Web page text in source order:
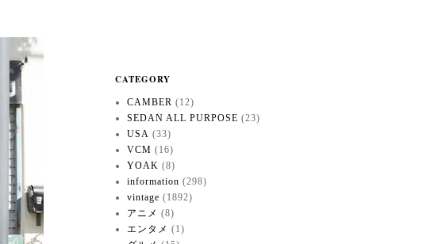
CATEGORY
CAMBER (12)
SEDAN ALL PURPOSE (23)
USA (33)
VCM (16)
YOAK (8)
information (298)
vintage (1892)
アニメ (8)
エンタメ (1)